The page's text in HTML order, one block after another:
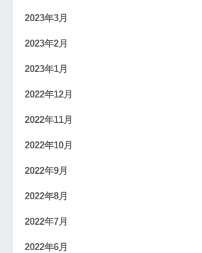
2023年3月
2023年2月
2023年1月
2022年12月
2022年11月
2022年10月
2022年9月
2022年8月
2022年7月
2022年6月